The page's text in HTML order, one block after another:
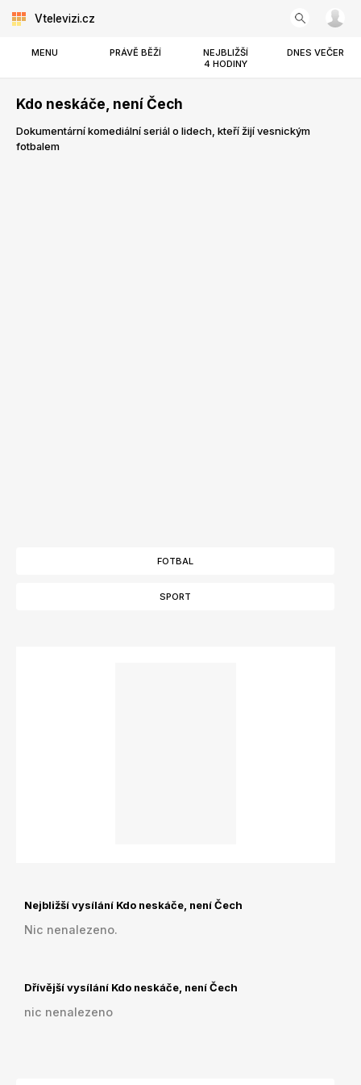
Vtelevizi.cz
MENU PRÁVĚ BĚŽÍ
NEJBLIŽŠÍ
4 HODINY
DNES VEČER
Kdo neskáče, není Čech
Dokumentární komediální seriál o lidech, kteří žijí vesnickým
fotbalem
FOTBAL
SPORT
Nejbližší vysílání Kdo neskáče, není Čech
Nic nenalezeno.
Dřívější vysílání Kdo neskáče, není Čech
nic nenalezeno